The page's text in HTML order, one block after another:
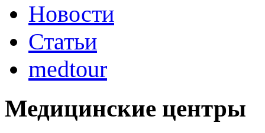
Новости
Статьи
medtour
Медицинские центры